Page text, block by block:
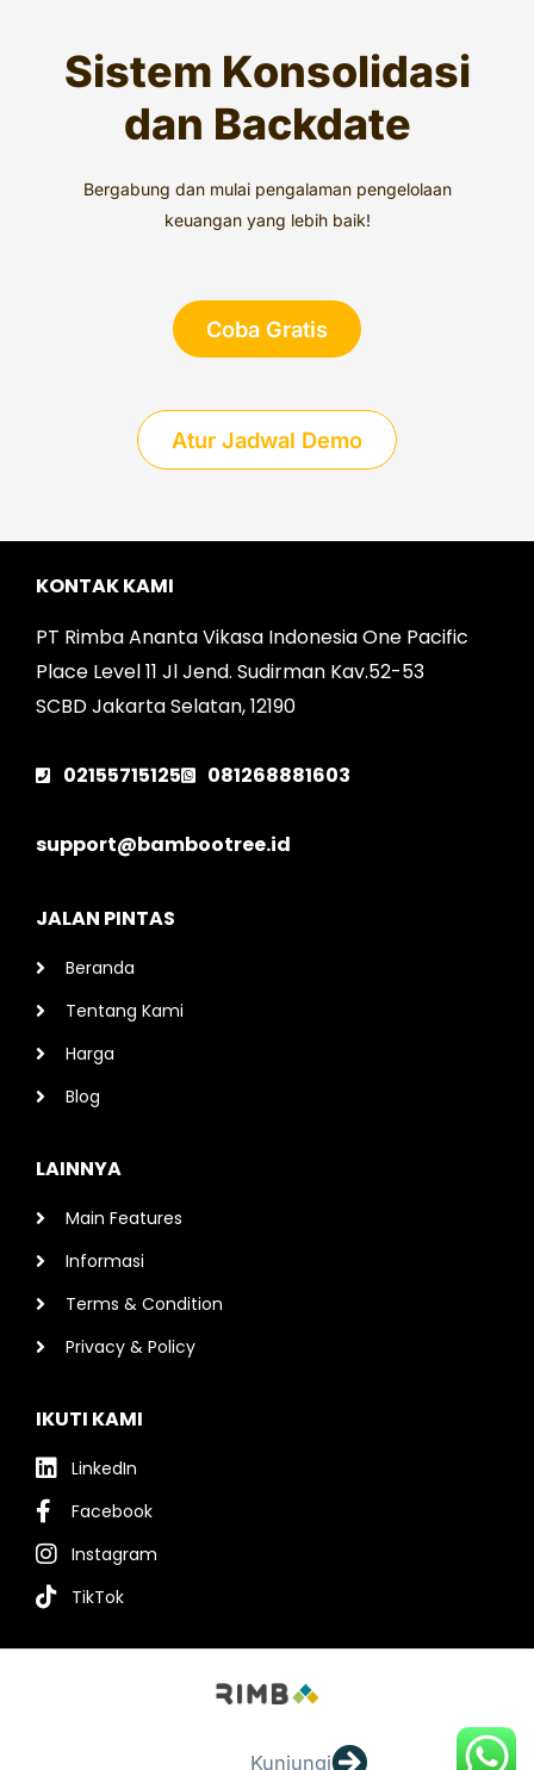
Sistem Konsolidasi
dan Backdate
Bergabung dan mulai pengalaman pengelolaan
keuangan yang lebih baik!
Coba Gratis
Atur Jadwal Demo
KONTAK KAMI
PT Rimba Ananta Vikasa Indonesia One Pacific
Place Level 11 Jl Jend. Sudirman Kav.52-53
SCBD Jakarta Selatan, 12190
02155715125 081268881603
support@bambootree.id
JALAN PINTAS
Beranda
Tentang Kami
Harga
Blog
LAINNYA
Main Features
Informasi
Terms & Condition
Privacy & Policy
IKUTI KAMI
LinkedIn
Facebook
Instagram
TikTok
Kunjungi